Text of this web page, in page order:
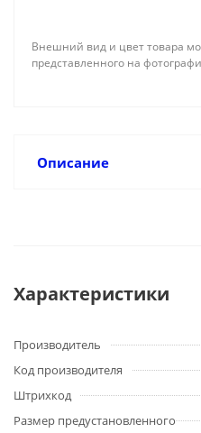
Внешний вид и цвет товара
представленного на
Описание
Характеристики
Производитель
Код производителя
Штрихкод
Размер предустановленного